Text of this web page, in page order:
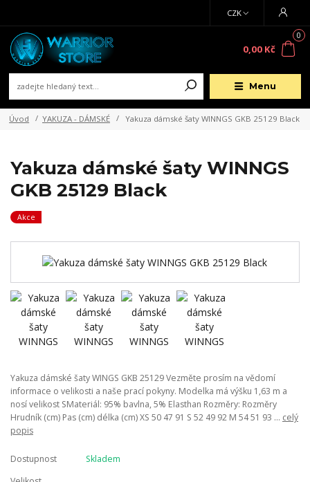
Menu
CZK
0
0,00 Kč
Úvod YAKUZA - DÁMSKÉ Yakuza dámské šaty WINNGS GKB 25129 Black
Yakuza dámské šaty WINNGS
GKB 25129 Black
Akce
Yakuza dámské šaty WINGS GKB 25129 Vezměte prosím na vědomí
informace o velikosti a naše prací pokyny. Modelka má výšku 1,63 m a
nosí velikost SMateriál: 95% bavlna, 5% Elasthan Rozměry: Rozměry
Hrudník (cm) Pas (cm) délka (cm) XS 50 47 91 S 52 49 92 M 54 51 93 ... celý
popis
Dostupnost
Skladem